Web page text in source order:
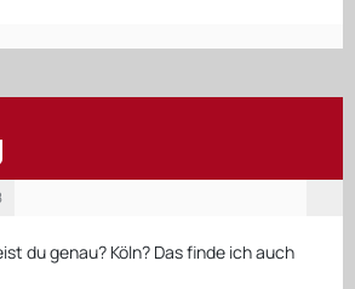
du genau? Köln? Das finde ich auch